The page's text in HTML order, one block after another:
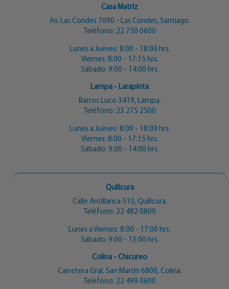
Casa Matriz
Av. Las Condes 7090 - Las Condes, Santiago.
Teléfono: 22 750 0600
Lunes a Jueves: 8:00 - 18:00 hrs.
Viernes: 8:00 - 17:15 hrs.
Sábado: 9:00 - 14:00 hrs.
Lampa - Larapinta
Barros Luco 3419, Lampa.
Teléfono: 23 275 2500
Lunes a Jueves: 8:00 - 18:00 hrs.
Viernes: 8:00 - 17:15 hrs.
Sábado: 9:00 - 14:00 hrs.
Quilicura
Calle Antillanca 510, Quilicura.
Teléfono: 22 482 0800
Lunes a Viernes: 8:00 - 17:00 hrs.
Sábado: 9:00 - 13:00 hrs.
Colina - Chicureo
Carretera Gral. San Martín 6800, Colina.
Teléfono: 22 499 0600